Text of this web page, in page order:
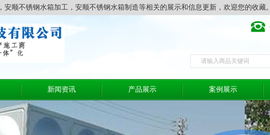
，安顺不锈钢水箱加工，安顺不锈钢水箱制造等相关的展示和信息更新，欢迎您的收藏。
新闻资讯 产品展示 案例展示